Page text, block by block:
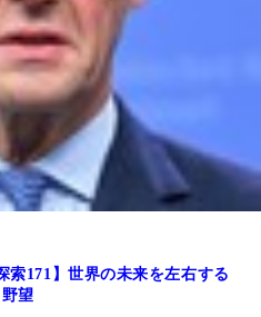
索171】世界の未来を左右する
望